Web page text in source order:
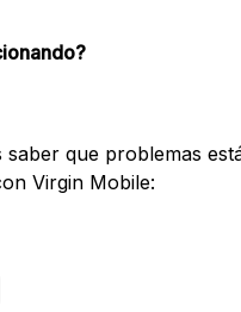
que problemas
Virgin Mobile: